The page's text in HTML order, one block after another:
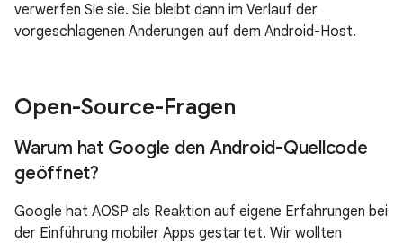
verwerfen Sie sie. Sie bleibt dann im Verlauf der
vorgeschlagenen Änderungen auf dem Android-Host.
Open-Source-Fragen
Warum hat Google den Android-Quellcode
geöffnet?
Google hat AOSP als Reaktion auf eigene Erfahrungen bei
der Einführung mobiler Apps gestartet. Wir wollten